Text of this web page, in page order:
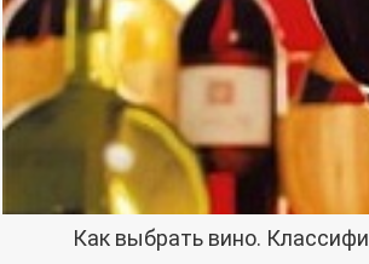
Как выбрать вино.